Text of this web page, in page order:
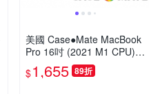
美國 Case●Mate MacBook
Pro 16吋 (2021 M1 CPU)
輕薄殼 - 霧面透明
$1,655 89折